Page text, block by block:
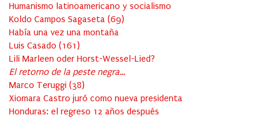
Humanismo latinoamericano y socialismo
Koldo Campos Sagaseta (69)
Había una vez una montaña
Luis Casado (161 )
Lili Marleen oder Horst-Wessel-Lied?
El retorno de la peste negra…
Marco Teruggi (38)
Xiomara Castro juró como nueva presidenta
Honduras: el regreso 12 años después